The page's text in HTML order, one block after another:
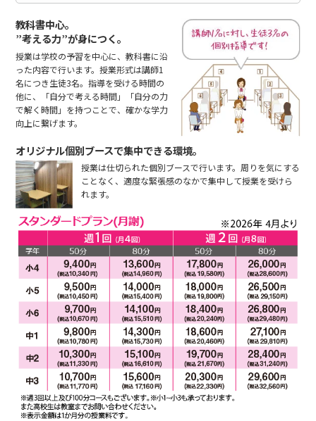
教科書中心。
”考える力”が身につく。
授業は学校の予習を中心に、教科書に沿
った内容で行います。授業形式は講師1
名につき生徒3名。指導を受ける時間の
他に、「自分で考える時間」「自分の力
で解く時間」を持つことで、確かな学力
向上に繋げます。
オリジナル個別ブースで集中できる環境。
授業は仕切られた個別ブースで行います。周りを気にする
ことなく、適度な緊張感のなかで集中して授業を受けら
れます。